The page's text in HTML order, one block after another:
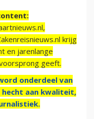
krijg
en jarenlange
geeft.
onderdeel van
hecht aan kwaliteit,